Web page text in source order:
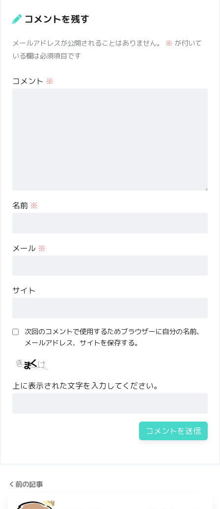
コメントを残す
メールアドレスが公開されることはありません。 ※ が付いて
いる欄は必須項目です
コメント ※
名前 ※
メール ※
サイト
次回のコメントで使用するためブラウザーに自分の名前、
メールアドレス、サイトを保存する。
上に表示された文字を入力してください。
前の記事